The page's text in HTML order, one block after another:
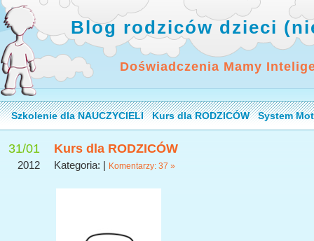
Blog rodziców dzieci
Doświadczenia Mamy
Szkolenie dla NAUCZYCIELI Kurs dla RODZICÓW System
31/01
2012
Kurs dla RODZICÓW
Kategoria: | Komentarzy: 37 »